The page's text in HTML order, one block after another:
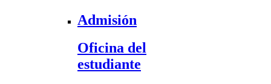
Admisión
Oficina del
estudiante